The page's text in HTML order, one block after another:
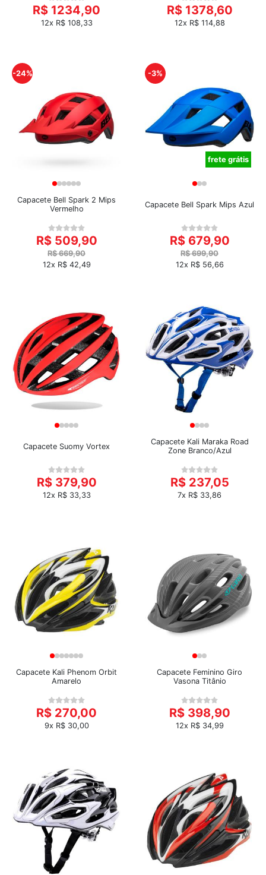
R$ 1234,90
12x R$ 108,33
R$ 1378,60
12x R$ 114,88
-24%
Capacete Bell Spark 2 Mips
Vermelho
R$ 509,90
R$ 669,90
12x R$ 42,49
-3%
frete grátis
Capacete Bell Spark Mips Azul
R$ 679,90
R$ 699,90
12x R$ 56,66
Capacete Suomy Vortex
R$ 379,90
12x R$ 33,33
Capacete Kali Maraka Road
Zone Branco/Azul
R$ 237,05
7x R$ 33,86
Capacete Kali Phenom Orbit
Amarelo
R$ 270,00
9x R$ 30,00
Capacete Feminino Giro
Vasona Titânio
R$ 398,90
12x R$ 34,99